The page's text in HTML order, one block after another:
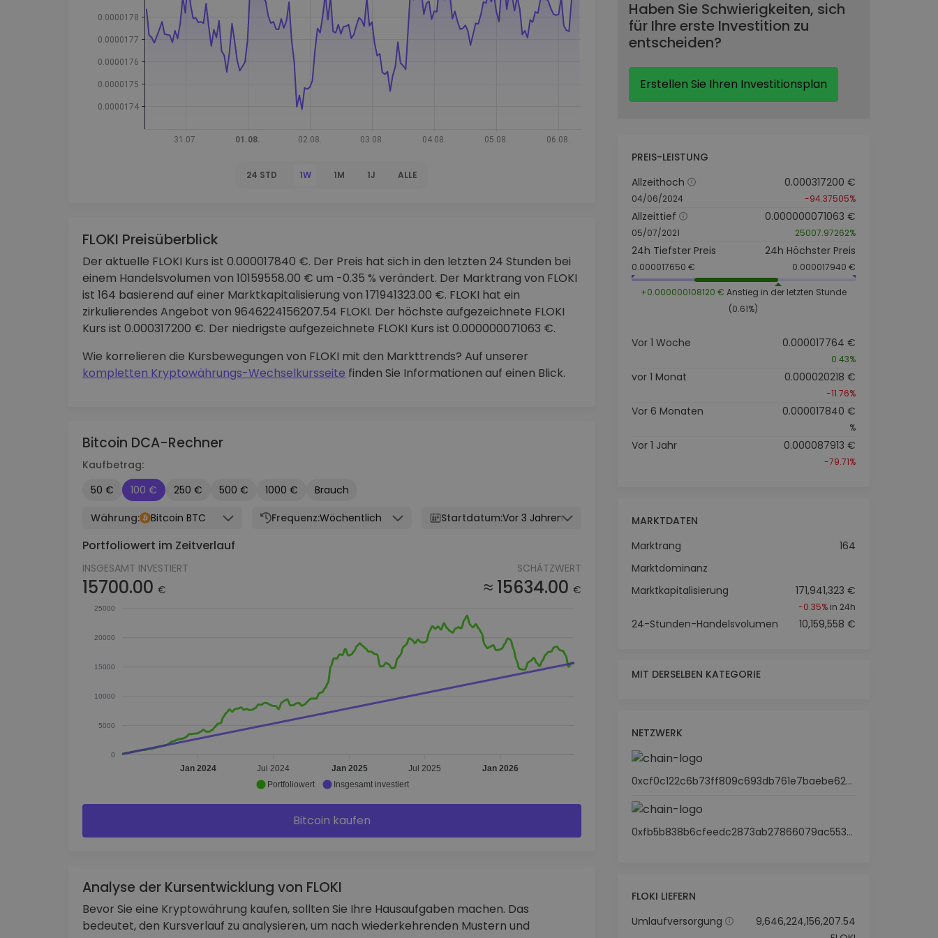
Investitions-Explorer
Finde deine Krypto-Strategie
24 STD 1W 1M 1J ALLE
FLOKI Preisüberblick
Der aktuelle FLOKI Kurs ist 0.000017840 €. Der Preis hat sich in den letzten 24 Stunden bei
einem Handelsvolumen von 10159558.00 € um -0.35 % verändert. Der Marktrang von FLOKI
ist 164 basierend auf einer Marktkapitalisierung von 171941323.00 €. FLOKI hat ein
zirkulierendes Angebot von 9646224156207.54 FLOKI. Der höchste aufgezeichnete FLOKI
Kurs ist 0.000317200 €. Der niedrigste aufgezeichnete FLOKI Kurs ist 0.000000071063 €.
Wie korrelieren die Kursbewegungen von FLOKI mit den Markttrends? Auf unserer
kompletten Kryptowährungs-Wechselkursseite finden Sie Informationen auf einen Blick.
Bitcoin DCA-Rechner
Kaufbetrag:
50 €
100 € 250 € 500 € 1000 €
Brauch
Währung:
Bitcoin BTC Frequenz:Wöchentlich Startdatum:Vor 3 Jahren
Portfoliowert im Zeitverlauf
INSGESAMT INVESTIERT
15700.00 €
SCHÄTZWERT
≈ 15634.00 €
25000
20000
15000
10000
5000
0
Jan 2024 Jul 2024 Jan 2025 Jul 2025 Jan 2026
Portfoliowert Insgesamt investiert
Bitcoin kaufen
Analyse der Kursentwicklung von FLOKI
Bevor Sie eine Kryptowährung kaufen, sollten Sie Ihre Hausaufgaben machen. Das
bedeutet, den Kursverlauf zu analysieren, um nach wiederkehrenden Mustern und
Haben Sie Schwierigkeiten, sich
für Ihre erste Investition zu
entscheiden?
Erstellen Sie Ihren Investitionsplan
PREIS-LEISTUNG
Allzeithoch
04/06/2024
0.000317200 €
-94.37505%
Allzeittief
05/07/2021
0.000000071063 €
25007.97262%
24h Tiefster Preis
0.000017650 €
24h Höchster Preis
0.000017940 €
+0.000000108120 € Anstieg in der letzten Stunde
(0.61%)
Vor 1 Woche 0.000017764 €
0.43%
vor 1 Monat 0.000020218 €
-11.76%
Vor 6 Monaten 0.000017840 €
%
Vor 1 Jahr 0.000087913 €
-79.71%
MARKTDATEN
Marktrang
164
Marktdominanz
Marktkapitalisierung
171,941,323 €
-0.35%in 24h
24-Stunden-Handelsvolumen 10,159,558 €
MIT DERSELBEN KATEGORIE
NETZWERK
0xcf0c122c6b73ff809c693db761e7baebe62b6a2e
0xfb5b838b6cfeedc2873ab27866079ac55363d37e
FLOKI LIEFERN
Umlaufversorgung
9,646,224,156,207.54